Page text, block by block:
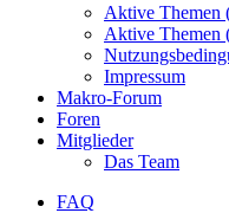
Aktive Themen
Aktive Themen
Impressum
Makro-Forum
Foren
Mitglieder
Das Team
FAQ